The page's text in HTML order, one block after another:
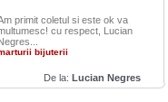
primit coletul si este ok va
cu respect, Lucian
bijuterii
De la: Lucian Negres